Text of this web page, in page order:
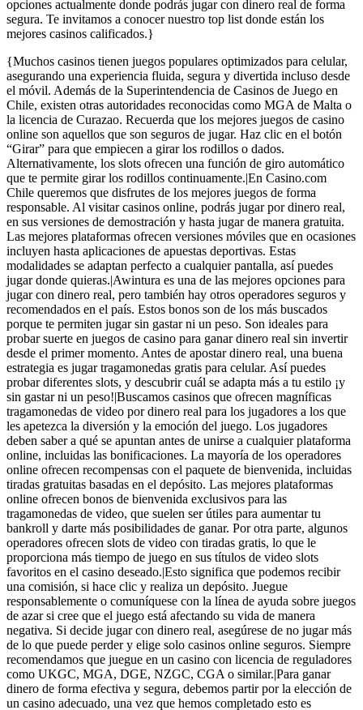
opciones actualmente donde podrás jugar con dinero real de forma
segura. Te invitamos a conocer nuestro top list donde están los
mejores casinos calificados.}
{Muchos casinos tienen juegos populares optimizados para celular,
asegurando una experiencia fluida, segura y divertida incluso desde
el móvil. Además de la Superintendencia de Casinos de Juego en
Chile, existen otras autoridades reconocidas como MGA de Malta o
la licencia de Curazao. Recuerda que los mejores juegos de casino
online son aquellos que son seguros de jugar. Haz clic en el botón
“Girar” para que empiecen a girar los rodillos o dados.
Alternativamente, los slots ofrecen una función de giro automático
que te permite girar los rodillos continuamente.|En Casino.com
Chile queremos que disfrutes de los mejores juegos de forma
responsable. Al visitar casinos online, podrás jugar por dinero real,
en sus versiones de demostración y hasta jugar de manera gratuita.
Las mejores plataformas ofrecen versiones móviles que en ocasiones
incluyen hasta aplicaciones de apuestas deportivas. Estas
modalidades se adaptan perfecto a cualquier pantalla, así puedes
jugar donde quieras.|Awintura es una de las mejores opciones para
jugar con dinero real, pero también hay otros operadores seguros y
recomendados en el país. Estos bonos son de los más buscados
porque te permiten jugar sin gastar ni un peso. Son ideales para
probar suerte en juegos de casino para ganar dinero real sin invertir
desde el primer momento. Antes de apostar dinero real, una buena
estrategia es jugar tragamonedas gratis para celular. Así puedes
probar diferentes slots, y descubrir cuál se adapta más a tu estilo ¡y
sin gastar ni un peso!|Buscamos casinos que ofrecen magníficas
tragamonedas de video por dinero real para los jugadores a los que
les apetezca la diversión y la emoción del juego. Los jugadores
deben saber a qué se apuntan antes de unirse a cualquier plataforma
online, incluidas las bonificaciones. La mayoría de los operadores
online ofrecen recompensas con el paquete de bienvenida, incluidas
tiradas gratuitas basadas en el depósito. Las mejores plataformas
online ofrecen bonos de bienvenida exclusivos para las
tragamonedas de video, que suelen ser útiles para aumentar tu
bankroll y darte más posibilidades de ganar. Por otra parte, algunos
operadores ofrecen slots de video con tiradas gratis, lo que le
proporciona más tiempo de juego en sus títulos de video slots
favoritos en el casino deseado.|Esto significa que podemos recibir
una comisión, si hace clic y realiza un depósito. Juegue
responsablemente o comuníquese con la línea de ayuda sobre juegos
de azar si cree que el juego está afectando su vida de manera
negativa. Si decide jugar con dinero real, asegúrese de no jugar más
de lo que puede perder y elige solo casinos online seguros. Siempre
recomendamos que juegue en un casino con licencia de reguladores
como UKGC, MGA, DGE, NZGC, CGA o similar.|Para ganar
dinero de forma efectiva y segura, debemos partir por la elección de
un casino adecuado, una vez que hemos completado esto es